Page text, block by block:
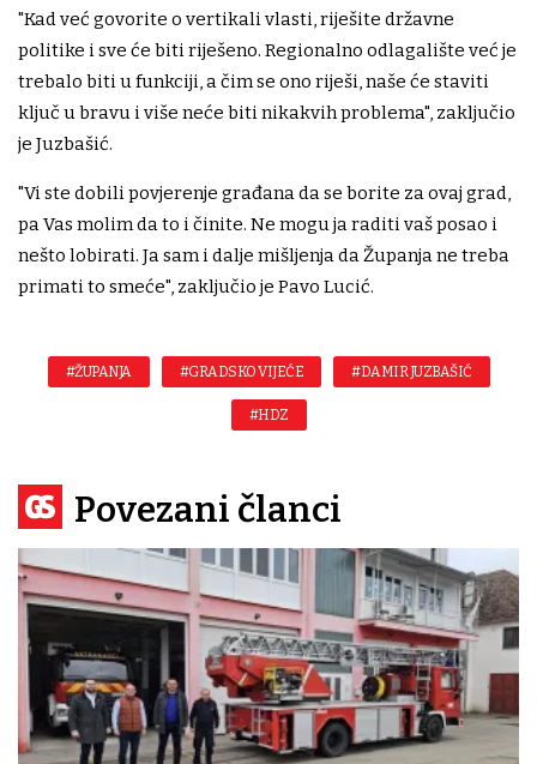
"Kad već govorite o vertikali vlasti, riješite državne
politike i sve će biti riješeno. Regionalno odlagalište već je
trebalo biti u funkciji, a čim se ono riješi, naše će staviti
ključ u bravu i više neće biti nikakvih problema", zaključio
je Juzbašić.
"Vi ste dobili povjerenje građana da se borite za ovaj grad,
pa Vas molim da to i činite. Ne mogu ja raditi vaš posao i
nešto lobirati. Ja sam i dalje mišljenja da Županja ne treba
primati to smeće", zaključio je Pavo Lucić.
#ŽUPANJA #GRADSKO VIJEĆE #DAMIR JUZBAŠIĆ
#HDZ
Povezani članci